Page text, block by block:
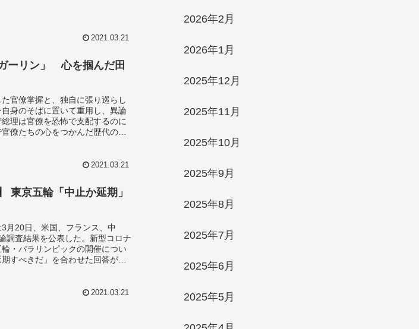
2021.03.21
ーリン」 心を掴んだ田
官僚掌握と、独自に張り巡らし
身のそばに置いて重用し、異論
理は官僚を恐怖で支配するのに
僚たちの心をつかんだ歴代の総
2021.03.21
東京五輪「中止か延期」
月20日、米国、フランス、中
調査結果を公表した。新型コロナ
・パラリンピックの開催につい
すべきだ」を合わせた回答が、
2021.03.21
2026年2月
2026年1月
2025年12月
2025年11月
2025年10月
2025年9月
2025年8月
2025年7月
2025年6月
2025年5月